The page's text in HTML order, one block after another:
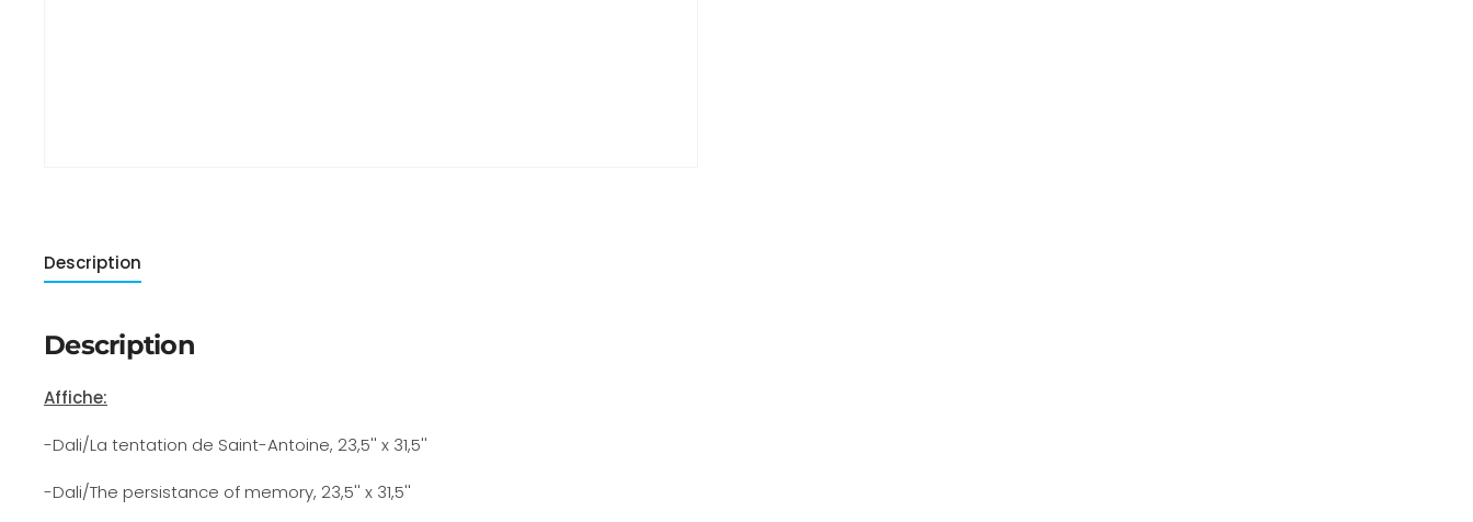
Description
Description
Affiche:
-Dali/La tentation de Saint-Antoine, 23,5'' x 31,5''
-Dali/The persistance of memory, 23,5'' x 31,5''